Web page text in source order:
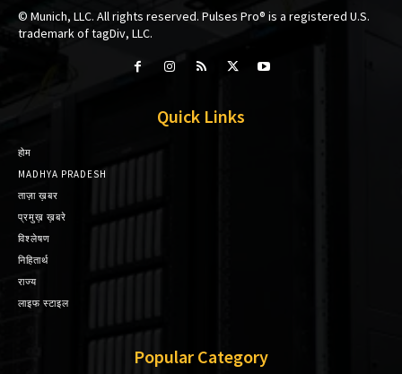
© Munich, LLC. All rights reserved. Pulses Pro® is a registered U.S.
trademark of tagDiv, LLC.
Quick Links
होम
MADHYA PRADESH
ताज़ा ख़बर
प्रमुख़ ख़बरे
विश्लेषण
निहितार्थ
राज्य
लाइफ स्टाइल
Popular Category